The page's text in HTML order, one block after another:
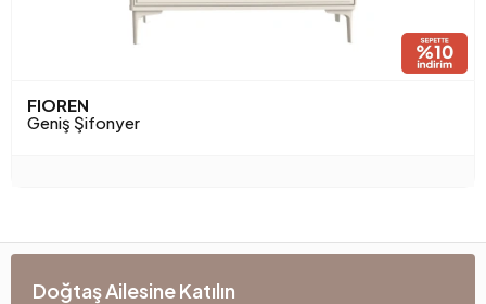
FIOREN
Geniş Şifonyer
Doğtaş Ailesine Katılın